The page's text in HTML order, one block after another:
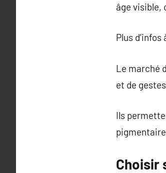
âge visible,
Plus d’infos
Le marché
et de
Ils
Choisir